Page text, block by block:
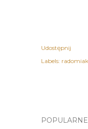
Udostępnij
Labels: radomiak